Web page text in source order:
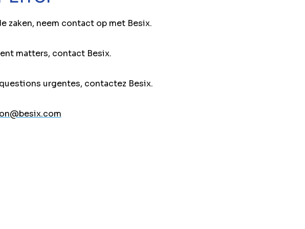
zaken, neem contact op met Besix.
matters, contact Besix.
urgentes, contactez Besix.